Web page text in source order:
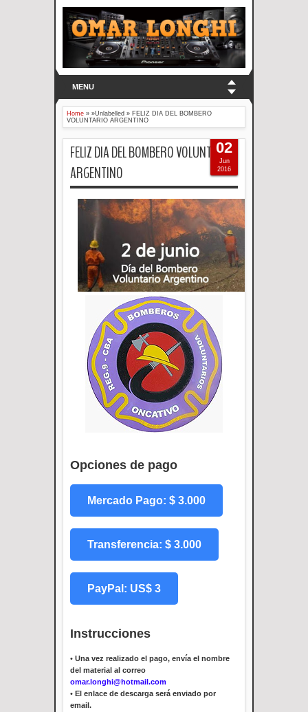
MENU
Home » »Unlabelled » FELIZ DIA DEL BOMBERO
VOLUNTARIO ARGENTINO
FELIZ DIA DEL BOMBERO VOLUNTARIO
ARGENTINO
Opciones de pago
Mercado Pago: $ 3.000
Transferencia: $ 3.000
PayPal: US$ 3
Instrucciones
• Una vez realizado el pago, envía el nombre
del material al correo
omar.longhi@hotmail.com
• El enlace de descarga será enviado por
email.
02
Jun
2016